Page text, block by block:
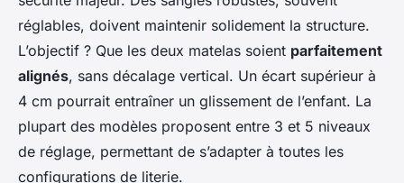
réglables, doivent maintenir solidement la structure.
L’objectif ? Que les deux matelas soient parfaitement
alignés, sans décalage vertical. Un écart supérieur à
4 cm pourrait entraîner un glissement de l’enfant. La
plupart des modèles proposent entre 3 et 5 niveaux
de réglage, permettant de s’adapter à toutes les
configurations de literie.